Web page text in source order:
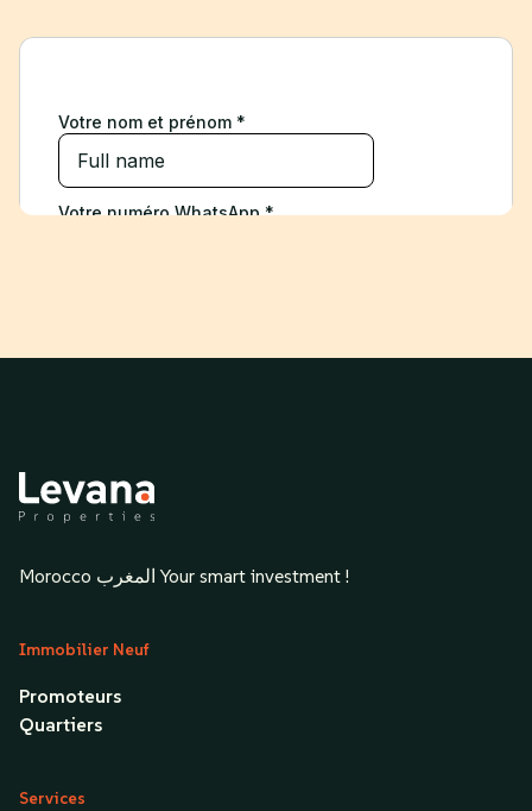
Morocco المغرب Your smart investment !
Immobilier Neuf
Promoteurs
Quartiers
Services